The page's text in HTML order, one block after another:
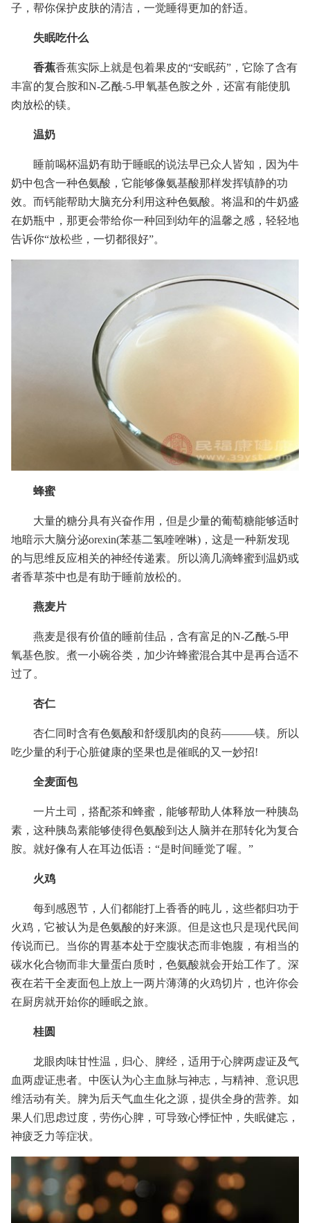
子，帮你保护皮肤的清洁，一觉睡得更加的舒适。
失眠吃什么
香蕉香蕉实际上就是包着果皮的“安眠药”，它除了含有
丰富的复合胺和N-乙酰-5-甲氧基色胺之外，还富有能使肌
肉放松的镁。
温奶
睡前喝杯温奶有助于睡眠的说法早已众人皆知，因为牛
奶中包含一种色氨酸，它能够像氨基酸那样发挥镇静的功
效。而钙能帮助大脑充分利用这种色氨酸。将温和的牛奶盛
在奶瓶中，那更会带给你一种回到幼年的温馨之感，轻轻地
告诉你“放松些，一切都很好”。
蜂蜜
大量的糖分具有兴奋作用，但是少量的葡萄糖能够适时
地暗示大脑分泌orexin(苯基二氢喹唑啉)，这是一种新发现
的与思维反应相关的神经传递素。所以滴几滴蜂蜜到温奶或
者香草茶中也是有助于睡前放松的。
燕麦片
燕麦是很有价值的睡前佳品，含有富足的N-乙酰-5-甲
氧基色胺。煮一小碗谷类，加少许蜂蜜混合其中是再合适不
过了。
杏仁
杏仁同时含有色氨酸和舒缓肌肉的良药———镁。所以
吃少量的利于心脏健康的坚果也是催眠的又一妙招!
全麦面包
一片土司，搭配茶和蜂蜜，能够帮助人体释放一种胰岛
素，这种胰岛素能够使得色氨酸到达人脑并在那转化为复合
胺。就好像有人在耳边低语：“是时间睡觉了喔。”
火鸡
每到感恩节，人们都能打上香香的盹儿，这些都归功于
火鸡，它被认为是色氨酸的好来源。但是这也只是现代民间
传说而已。当你的胃基本处于空腹状态而非饱腹，有相当的
碳水化合物而非大量蛋白质时，色氨酸就会开始工作了。深
夜在若干全麦面包上放上一两片薄薄的火鸡切片，也许你会
在厨房就开始你的睡眠之旅。
桂圆
龙眼肉味甘性温，归心、脾经，适用于心脾两虚证及气
血两虚证患者。中医认为心主血脉与神志，与精神、意识思
维活动有关。脾为后天气血生化之源，提供全身的营养。如
果人们思虑过度，劳伤心脾，可导致心悸怔忡，失眠健忘，
神疲乏力等症状。